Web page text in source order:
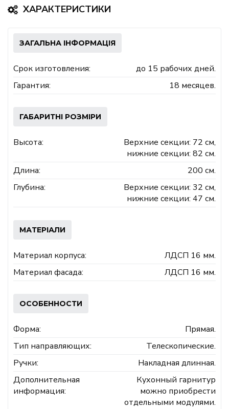
ХАРАКТЕРИСТИКИ
ЗАГАЛЬНА ІНФОРМАЦІЯ
Срок изготовления:
до 15 рабочих дней.
Гарантия:
18 месяцев.
ГАБАРИТНІ РОЗМІРИ
Высота:
Верхние секции: 72 см,
нижние секции: 82 см.
Длина:
200 см.
Глубина:
Верхние секции: 32 см,
нижние секции: 47 см.
МАТЕРІАЛИ
Материал корпуса:
ЛДСП 16 мм.
Материал фасада:
ЛДСП 16 мм.
ОСОБЕННОСТИ
Форма:
Прямая.
Тип направляющих:
Телескопические.
Ручки:
Накладная длинная.
Дополнительная
информация:
Кухонный гарнитур
можно приобрести
отдельными модулями.